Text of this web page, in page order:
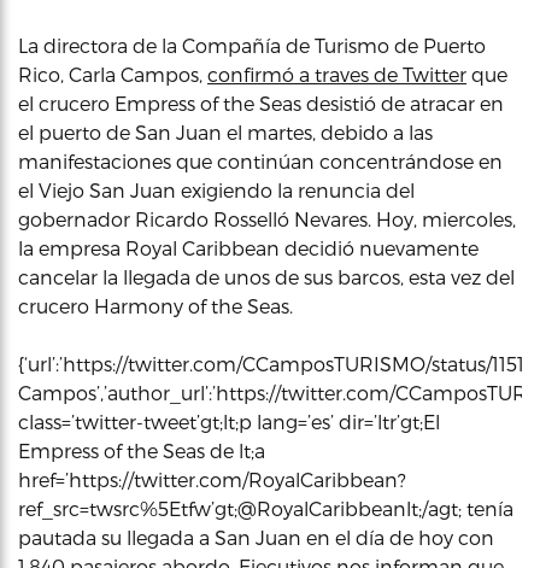
La directora de la Compañía de Turismo de Puerto
Rico, Carla Campos, confirmó a traves de Twitter que
el crucero Empress of the Seas desistió de atracar en
el puerto de San Juan el martes, debido a las
manifestaciones que continúan concentrándose en
el Viejo San Juan exigiendo la renuncia del
gobernador Ricardo Rosselló Nevares. Hoy, miercoles,
la empresa Royal Caribbean decidió nuevamente
cancelar la llegada de unos de sus barcos, esta vez del
crucero Harmony of the Seas.
{‘url’:’https://twitter.com/CCamposTURISMO/status/
Campos’,’author_url’:’https://twitter.com/
class=’twitter-tweet’gt;lt;p lang=’es’ dir=’ltr’gt;El
Empress of the Seas de lt;a
href=’https://twitter.com/RoyalCaribbean?
ref_src=twsrc%5Etfw’gt;@RoyalCaribbeanlt;/agt; tenía
pautada su llegada a San Juan en el día de hoy con